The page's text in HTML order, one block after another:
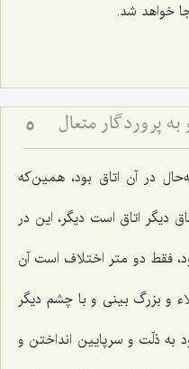
خواهد شد.
پروردگار متعال‏ 5
در آن اتاق بود، همین‌كه
دیگر اتاق است دیگر، این در
فقط دو متر اختلاف است آن
و بزرگ بینی و با چشم دیگر
به ذلّت و سرپایین انداختن و